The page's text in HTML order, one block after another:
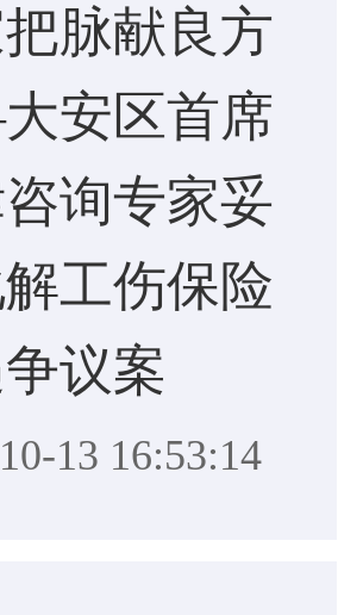
脉献良方
安区首席
询专家妥
工伤保险
议案
13 16:53:14